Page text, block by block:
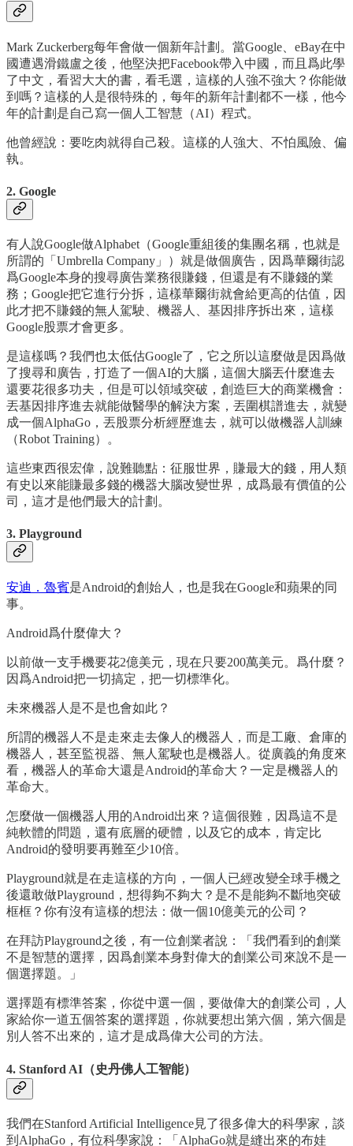
Mark Zuckerberg每年會做一個新年計劃。當Google、eBay在中
國遭遇滑鐵盧之後，他堅決把Facebook帶入中國，而且爲此學
了中文，看習大大的書，看毛選，這樣的人強不強大？你能做
到嗎？這樣的人是很特殊的，每年的新年計劃都不一樣，他今
年的計劃是自己寫一個人工智慧（AI）程式。
他曾經說：要吃肉就得自己殺。這樣的人強大、不怕風險、偏
執。
2. Google
有人說Google做Alphabet（Google重組後的集團名稱，也就是
所謂的「Umbrella Company」）就是做個廣告，因爲華爾街認
爲Google本身的搜尋廣告業務很賺錢，但還是有不賺錢的業
務；Google把它進行分拆，這樣華爾街就會給更高的估值，因
此才把不賺錢的無人駕駛、機器人、基因排序拆出來，這樣
Google股票才會更多。
是這樣嗎？我們也太低估Google了，它之所以這麼做是因爲做
了搜尋和廣告，打造了一個AI的大腦，這個大腦丟什麼進去
還要花很多功夫，但是可以領域突破，創造巨大的商業機會：
丟基因排序進去就能做醫學的解決方案，丟圍棋譜進去，就變
成一個AlphaGo，丟股票分析經歷進去，就可以做機器人訓練
（Robot Training）。
這些東西很宏偉，說難聽點：征服世界，賺最大的錢，用人類
有史以來能賺最多錢的機器大腦改變世界，成爲最有價值的公
司，這才是他們最大的計劃。
3. Playground
安迪．魯賓是Android的創始人，也是我在Google和蘋果的同
事。
Android爲什麼偉大？
以前做一支手機要花2億美元，現在只要200萬美元。爲什麼？
因爲Android把一切搞定，把一切標準化。
未來機器人是不是也會如此？
所謂的機器人不是走來走去像人的機器人，而是工廠、倉庫的
機器人，甚至監視器、無人駕駛也是機器人。從廣義的角度來
看，機器人的革命大還是Android的革命大？一定是機器人的
革命大。
怎麼做一個機器人用的Android出來？這個很難，因爲這不是
純軟體的問題，還有底層的硬體，以及它的成本，肯定比
Android的發明要再難至少10倍。
Playground就是在走這樣的方向，一個人已經改變全球手機之
後還敢做Playground，想得夠不夠大？是不是能夠不斷地突破
框框？你有沒有這樣的想法：做一個10億美元的公司？
在拜訪Playground之後，有一位創業者說：「我們看到的創業
不是智慧的選擇，因爲創業本身對偉大的創業公司來說不是一
個選擇題。」
選擇題有標準答案，你從中選一個，要做偉大的創業公司，人
家給你一道五個答案的選擇題，你就要想出第六個，第六個是
別人答不出來的，這才是成爲偉大公司的方法。
4. Stanford AI（史丹佛人工智能）
我們在Stanford Artificial Intelligence見了很多偉大的科學家，談
到AlphaGo，有位科學家說：「AlphaGo就是縫出來的布娃